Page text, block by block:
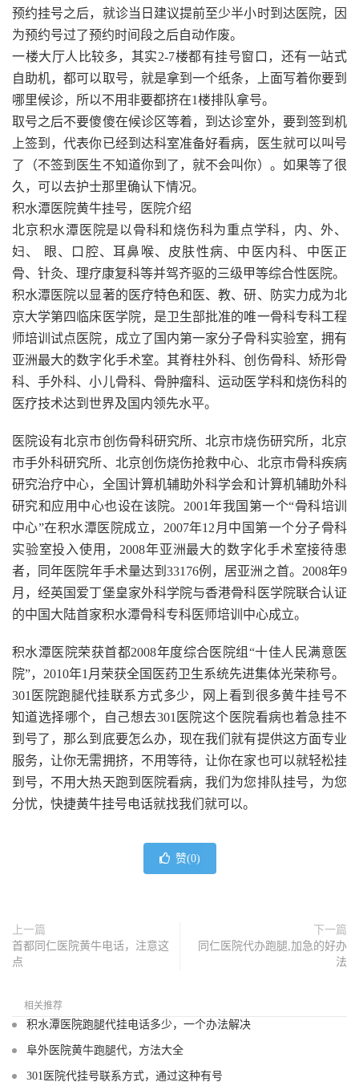
预约挂号之后，就诊当日建议提前至少半小时到达医院，因
为预约号过了预约时间段之后自动作废。
一楼大厅人比较多，其实2-7楼都有挂号窗口，还有一站式
自助机，都可以取号，就是拿到一个纸条，上面写着你要到
哪里候诊，所以不用非要都挤在1楼排队拿号。
取号之后不要傻傻在候诊区等着，到达诊室外，要到签到机
上签到，代表你已经到达科室准备好看病，医生就可以叫号
了（不签到医生不知道你到了，就不会叫你）。如果等了很
久，可以去护士那里确认下情况。
积水潭医院黄牛挂号，医院介绍
北京积水潭医院是以骨科和烧伤科为重点学科，内、外、
妇、 眼、口腔、耳鼻喉、皮肤性病、中医内科、中医正
骨、针灸、理疗康复科等并驾齐驱的三级甲等综合性医院。
积水潭医院以显著的医疗特色和医、教、研、防实力成为北
京大学第四临床医学院，是卫生部批准的唯一骨科专科工程
师培训试点医院，成立了国内第一家分子骨科实验室，拥有
亚洲最大的数字化手术室。其脊柱外科、创伤骨科、矫形骨
科、手外科、小儿骨科、骨肿瘤科、运动医学科和烧伤科的
医疗技术达到世界及国内领先水平。
医院设有北京市创伤骨科研究所、北京市烧伤研究所，北京
市手外科研究所、北京创伤烧伤抢救中心、北京市骨科疾病
研究治疗中心，全国计算机辅助外科学会和计算机辅助外科
研究和应用中心也设在该院。2001年我国第一个“骨科培训
中心”在积水潭医院成立，2007年12月中国第一个分子骨科
实验室投入使用，2008年亚洲最大的数字化手术室接待患
者，同年医院年手术量达到33176例，居亚洲之首。2008年9
月，经英国爱丁堡皇家外科学院与香港骨科医学院联合认证
的中国大陆首家积水潭骨科专科医师培训中心成立。
积水潭医院荣获首都2008年度综合医院组“十佳人民满意医
院”，2010年1月荣获全国医药卫生系统先进集体光荣称号。
301医院跑腿代挂联系方式多少，网上看到很多黄牛挂号不
知道选择哪个，自己想去301医院这个医院看病也着急挂不
到号了，那么到底要怎么办，现在我们就有提供这方面专业
服务，让你无需拥挤，不用等待，让你在家也可以就轻松挂
到号，不用大热天跑到医院看病，我们为您排队挂号，为您
分忧，快捷黄牛挂号电话就找我们就可以。
赞(0)
上一篇
首都同仁医院黄牛电话，注意这
点
下一篇
同仁医院代办跑腿,加急的好办
法
相关推荐
积水潭医院跑腿代挂电话多少，一个办法解决
阜外医院黄牛跑腿代，方法大全
301医院代挂号联系方式，通过这种有号